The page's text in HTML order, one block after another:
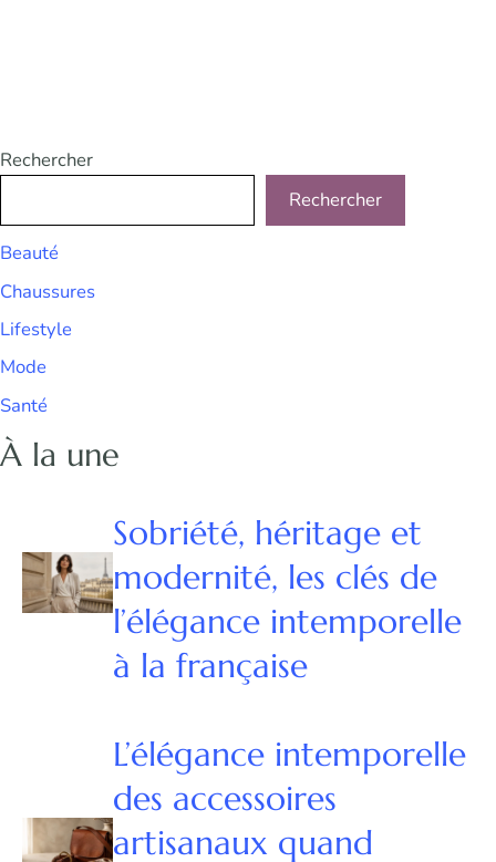
Rechercher
Rechercher
Beauté
Chaussures
Lifestyle
Mode
Santé
À la une
Sobriété, héritage et
modernité, les clés de
l’élégance intemporelle
à la française
L’élégance intemporelle
des accessoires
artisanaux quand